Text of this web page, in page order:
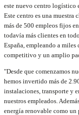
este nuevo centro logístico
Este centro es una muestra
más de 500 empleos fijos
todavía más clientes en
España, empleando a
competitivo y un amplio
"Desde que comenzamos
hemos invertido más de
instalaciones, transporte y
nuestros empleados.
energía renovable como